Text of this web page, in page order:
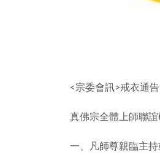
<宗委會訊>戒衣通告
真佛宗全體上師聯
一、凡師尊親臨主